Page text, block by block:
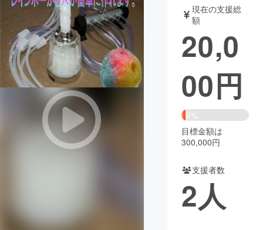
アート・写真 音楽
テクノロジー・ガジェット ゲーム・
映像・映画 書籍・雑誌
ビジネス・起業 チャレンジ
まちづくり・地域活性化
CAMPFIRE Creation
コミュニティ
現在の支援総
額
20,0
00円
6%
目標金額は
300,000円
支援者数
2人